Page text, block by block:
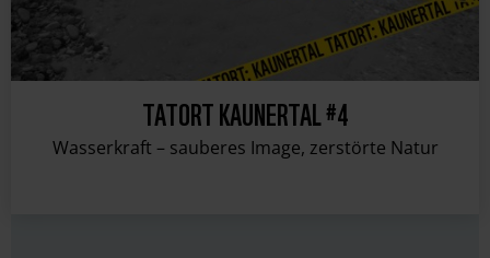
TATORT KAUNERTAL #4
Wasserkraft – sauberes Image, zerstörte Natur